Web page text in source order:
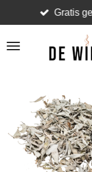
direct
naar
Gratis